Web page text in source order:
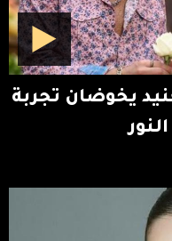
يخوضان تجربة